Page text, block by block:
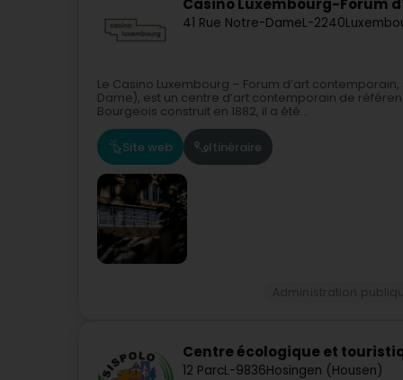
Casino Luxembourg-Forum
41 Rue Notre-DameL-2240
Le Casino Luxembourg – Forum d’art
Dame), est un centre d’art contemporain de
Bourgeois construit en 1882, il a été...
Site web Itinéraire
Centre écologique et
12 ParcL-9836Hosingen (Housen)